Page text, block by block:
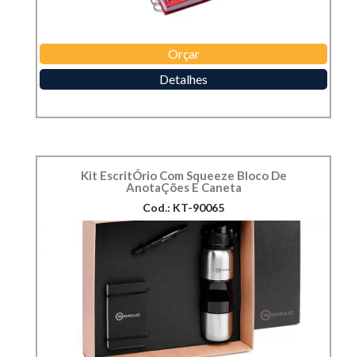
Orçar
Detalhes
Kit EscritÓrio Com Squeeze Bloco De
AnotaÇões E Caneta
Cod.: KT-90065